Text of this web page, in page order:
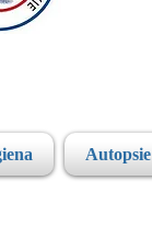
Autopsie